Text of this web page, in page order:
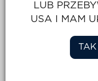
LUB
USA I MAM
TAK